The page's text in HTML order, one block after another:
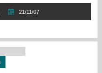
21/11/07